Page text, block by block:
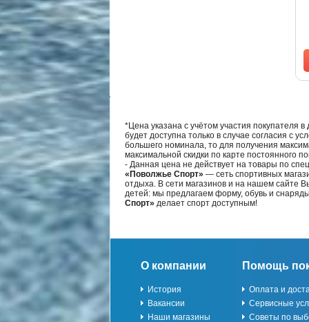
*Цена указана с учётом участия покупателя
будет доступна только в случае согласия с
большего номинала, то для получения
максимальной скидки по карте постоянного
- Данная цена не действует на товары по
«Поволжье Спорт» — сеть спортивных
отдыха. В сети магазинов и на нашем сайте
детей: мы предлагаем форму, обувь и
Спорт» делает спорт доступным!
О компании
История
Вакансии
Наши магазины
Помощь
Оплата и
Сервисные
Советы по